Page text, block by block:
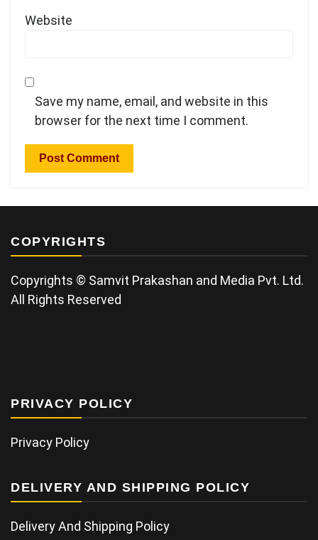
Website
Save my name, email, and website in this
browser for the next time I comment.
COPYRIGHTS
Copyrights © Samvit Prakashan and Media Pvt. Ltd.
All Rights Reserved
PRIVACY POLICY
Privacy Policy
DELIVERY AND SHIPPING POLICY
Delivery And Shipping Policy